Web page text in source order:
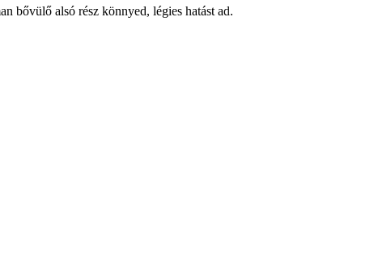
bővülő alsó rész könnyed, légies hatást ad.